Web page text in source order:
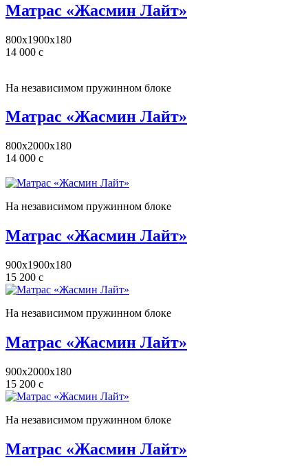
Матрас «Жасмин Лайт»
800x1900x180
14 000 c
На независимом пружинном блоке
Матрас «Жасмин Лайт»
800x2000x180
14 000 c
На независимом пружинном блоке
Матрас «Жасмин Лайт»
900x1900x180
15 200 c
На независимом пружинном блоке
Матрас «Жасмин Лайт»
900x2000x180
15 200 c
На независимом пружинном блоке
Матрас «Жасмин Лайт»